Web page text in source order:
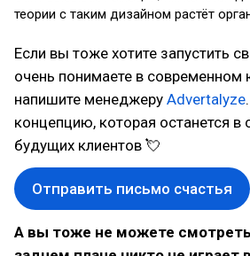
теории с таким дизайном растёт
Если вы тоже хотите запустить
очень понимаете в
напишите менеджеру Advertalyze
концепцию, которая останется в
будущих клиентов 💘
Отправить письмо счастья
А вы тоже не можете